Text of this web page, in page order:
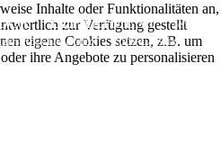
DEPARTMENT
(ehem.
Rock Department) | Rock-Classix
Inhalte oder Funktionalitäten an,
zur Verfügung gestellt
eigene Cookies setzen, z.B. um
ihre Angebote zu personalisieren